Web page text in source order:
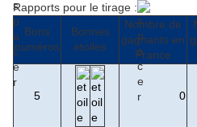
Rapports pour le tirage :
Bons
numéros
Bonnes
étoiles
Nombre de
gagnants en
France
5 0